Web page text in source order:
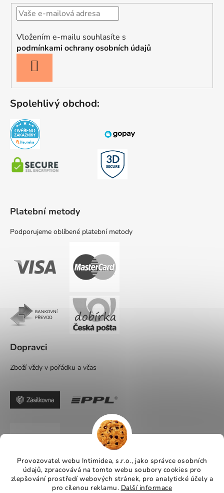
Provozovatel webu Intimidea, s.r.o., jako správce osobních
údajů, zpracovává na tomto webu soubory cookies pro
zlepšování prostředí webových stránek, pro analytické účely a
pro cílenou reklamu. Další informace
Vložením e-mailu souhlasíte s
podmínkami ochrany osobních údajů
SE
Spolehlivý obchod:
Platební metody
Podporujeme oblíbené platební metody
Dopravci
Zboží vždy v pořádku a včas